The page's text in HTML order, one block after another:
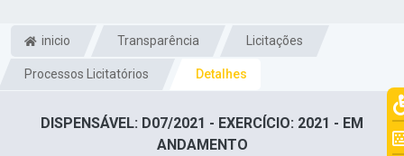
inicio Transparência Licitações
Processos Licitatórios Detalhes
DISPENSÁVEL: D07/2021 - EXERCÍCIO: 2021 - EM
ANDAMENTO